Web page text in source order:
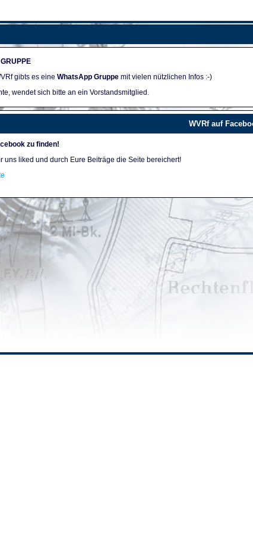
gibts es eine WhatsApp Gruppe mit vielen nützlichen Infos :-)
wendet sich bitte an ein Vorstandsmitglied.
WVRf auf
zu finden!
uns liked und durch Eure Beiträge die Seite bereichert!